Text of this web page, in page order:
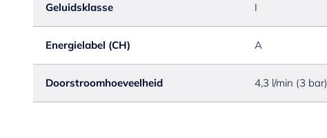
Geluidsklasse I
Energielabel (CH) A
Doorstroomhoeveelheid 4,3 l/min (3 bar)